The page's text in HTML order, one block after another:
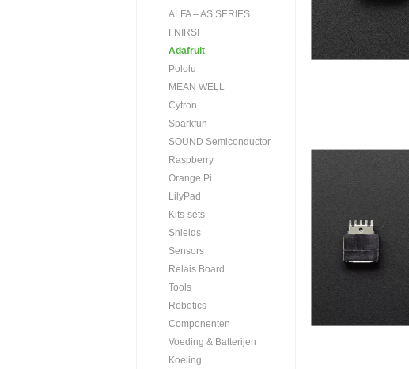
ALFA – AS SERIES
FNIRSI
Adafruit
Pololu
MEAN WELL
Cytron
Sparkfun
SOUND Semiconductor
Raspberry
Orange Pi
LilyPad
Kits-sets
Shields
Sensors
Relais Board
Tools
Robotics
Componenten
Voeding & Batterijen
Koeling